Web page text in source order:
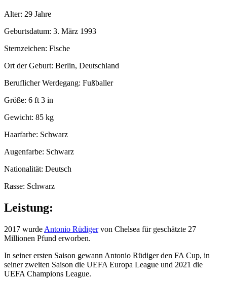
Alter: 29 Jahre
Geburtsdatum: 3. März 1993
Sternzeichen: Fische
Ort der Geburt: Berlin, Deutschland
Beruflicher Werdegang: Fußballer
Größe: 6 ft 3 in
Gewicht: 85 kg
Haarfarbe: Schwarz
Augenfarbe: Schwarz
Nationalität: Deutsch
Rasse: Schwarz
Leistung:
2017 wurde Antonio Rüdigervon Chelsea für geschätzte 27
Millionen Pfund erworben.
In seiner ersten Saison gewann Antonio Rüdiger den FA Cup, in
seiner zweiten Saison die UEFA Europa League und 2021 die
UEFA Champions League.